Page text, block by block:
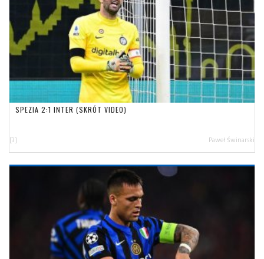
SPEZIA 2:1 INTER (SKRÓT VIDEO)
[3] Paweł Świnarski